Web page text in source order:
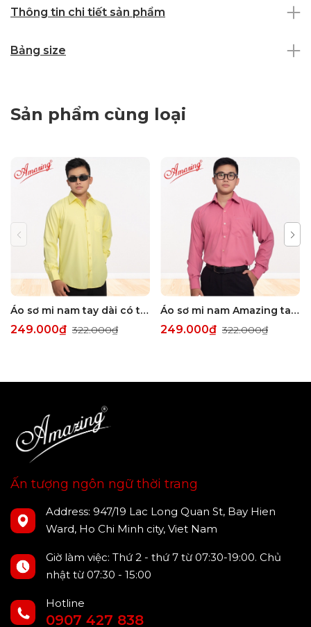
Thông tin chi tiết sản phẩm
Bảng size
Sản phẩm cùng loại
Áo sơ mi nam tay dài có túi Amazing, form truyền thống, vải sợi tre, size đại tới 110kg, nhiều màu
249.000₫ 322.000₫
Áo sơ mi nam Amazing tay dài vạt bầu, form truyền thống, vải KT sợi tre, size đại tới 110kg, nhiều màu
249.000₫ 322.000₫
Ấn tượng ngôn ngữ thời trang
Address: 947/19 Lac Long Quan St, Bay Hien
Ward, Ho Chi Minh city, Viet Nam
Giờ làm việc: Thứ 2 - thứ 7 từ 07:30-19:00. Chủ
nhật từ 07:30 - 15:00
Hotline
0907 427 838